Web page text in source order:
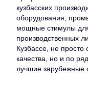
кузбасских
оборудования,
мощные стимулы
производственных
Кузбассе, не
качества, но и по
лучшие зарубежные